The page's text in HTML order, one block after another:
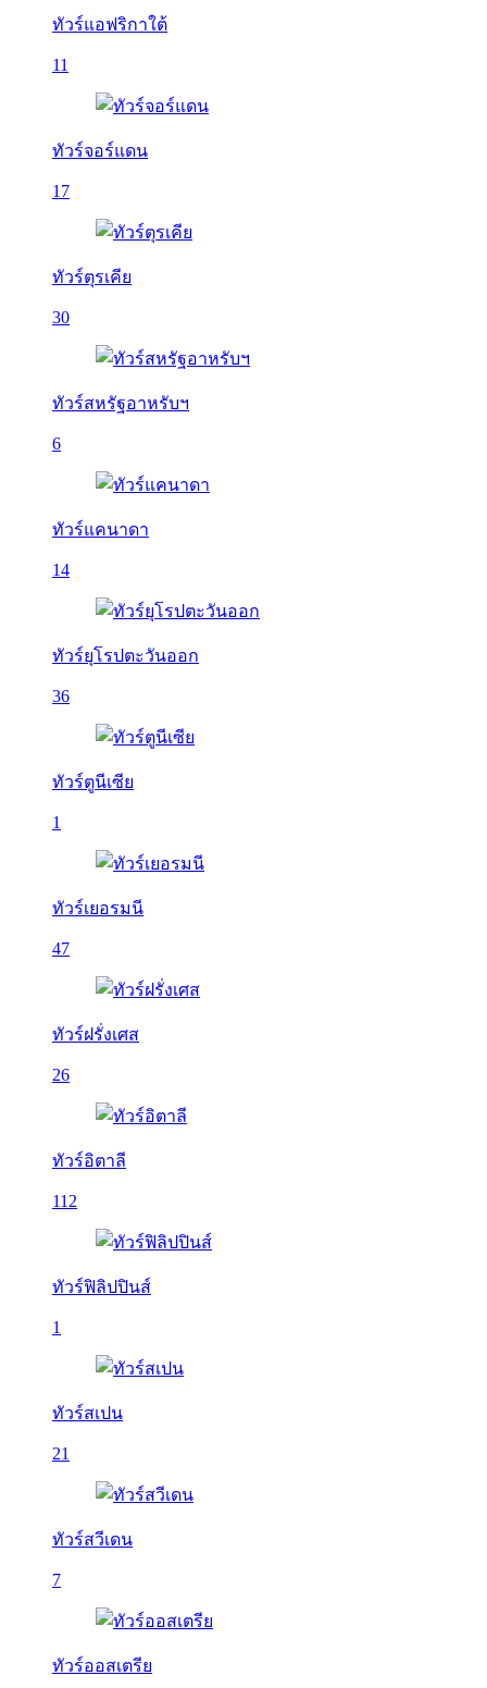
ทัวร์แอฟริกาใต้
11
ทัวร์จอร์แดน
17
ทัวร์ตุรเคีย
30
ทัวร์สหรัฐอาหรับฯ
6
ทัวร์แคนาดา
14
ทัวร์ยุโรปตะวันออก
36
ทัวร์ตูนีเซีย
1
ทัวร์เยอรมนี
47
ทัวร์ฝรั่งเศส
26
ทัวร์อิตาลี
112
ทัวร์ฟิลิปปินส์
1
ทัวร์สเปน
21
ทัวร์สวีเดน
7
ทัวร์ออสเตรีย